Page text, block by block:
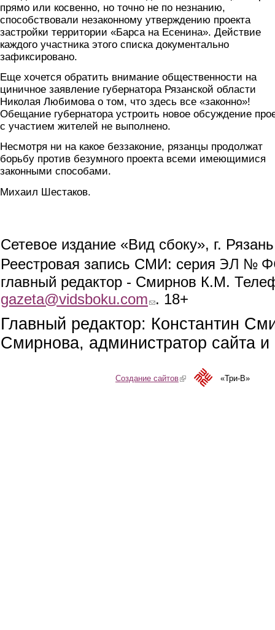
прямо или косвенно, но точно не по незнанию,
способствовали незаконному утверждению проекта
застройки территории «Барса на Есенина». Действие
каждого участника этого списка документально
зафиксировано.
Еще хочется обратить внимание общественности на
циничное заявление губернатора Рязанской области
Николая Любимова о том, что здесь все «законно»!
Обещание губернатора устроить новое обсуждение
с участием жителей не выполнено.
Несмотря ни на какое беззаконие, рязанцы продолжат
борьбу против безумного проекта всеми имеющимися
законными способами.
Михаил Шестаков.
Сетевое издание «Вид сбоку», г.
Реестровая запись СМИ: серия ЭЛ №
главный редактор - Смирнов К.М.
gazeta@vidsboku.com (link sends e-mail)
. 18+
Главный редактор: Константин
Смирнова, администратор сайта
Создание сайтов(link is external)«Три-В»